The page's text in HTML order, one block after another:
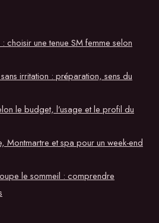
choisir une tenue SM femme selon
irritation : préparation, sens du
le budget, l’usage et le profil du
Montmartre et spa pour un week-end
le sommeil : comprendre